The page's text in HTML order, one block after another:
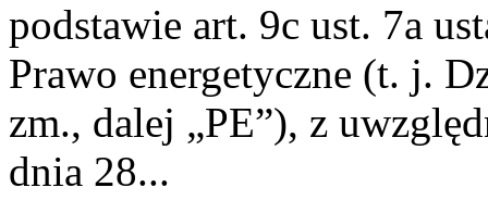
podstawie art. 9c ust. 7a
Prawo energetyczne (t. j.
zm., dalej „PE”), z
dnia 28...